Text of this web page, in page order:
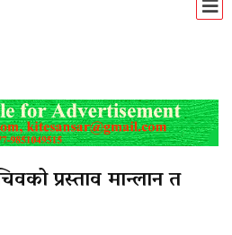
प्रस्ताव मान्लान त